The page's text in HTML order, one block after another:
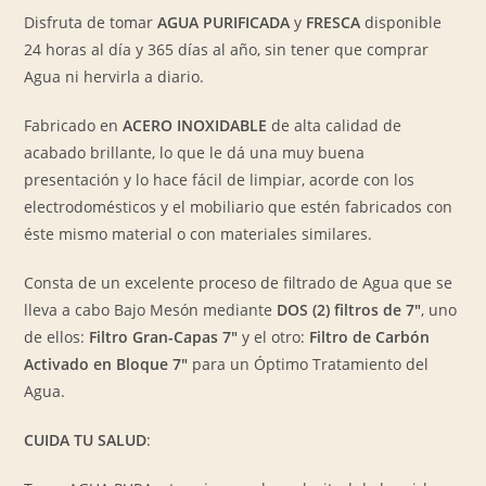
cantidad
Disfruta de tomarAGUA PURIFICADA y FRESCA disponible
24 horas al día y 365 días al año, sin tener que comprar
Agua ni hervirla a diario.
Fabricado enACERO INOXIDABLE de alta calidad de
acabado brillante, lo que le dá una muy buena
presentación y lo hace fácil de limpiar, acorde con los
electrodomésticos y el mobiliario que estén fabricados con
éste mismo material o con materiales similares.
Consta de un excelente proceso de filtrado de Agua que se
lleva a cabo Bajo Mesón mediante DOS (2) filtros de 7″, uno
de ellos: Filtro Gran-Capas 7″ y el otro: Filtro de Carbón
Activado en Bloque 7″ para un Óptimo Tratamiento del
Agua.
CUIDA TU SALUD: